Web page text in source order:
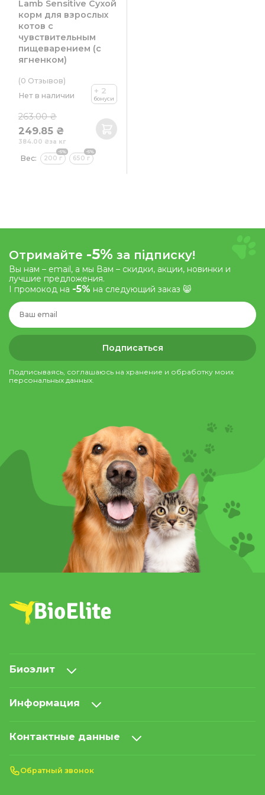
Lamb Sensitive Сухой
корм для взрослых
котов с
чувствительным
пищеварением (с
ягненком)
(0 Отзывов)
Нет в наличии
263.00 ₴
249.85 ₴
за кг
384.00 ₴
+ 2
бонуси
Вес:
-5%
200 г
-5%
650 г
Отримайте -5% за підписку!
Вы нам – email, а мы Вам – скидки, акции, новинки и
лучшие предложения.
І промокод на -5% на следующий заказ 😸
Подписаться
Подписываясь, соглашаюсь на хранение и обработку моих
персональных данных.
Биоэлит
Информация
Контактные данные
Обратный звонок